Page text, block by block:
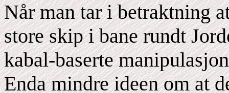
Når man tar i betraktning
store skip i bane rundt
kabal-baserte
Enda mindre ideen om at